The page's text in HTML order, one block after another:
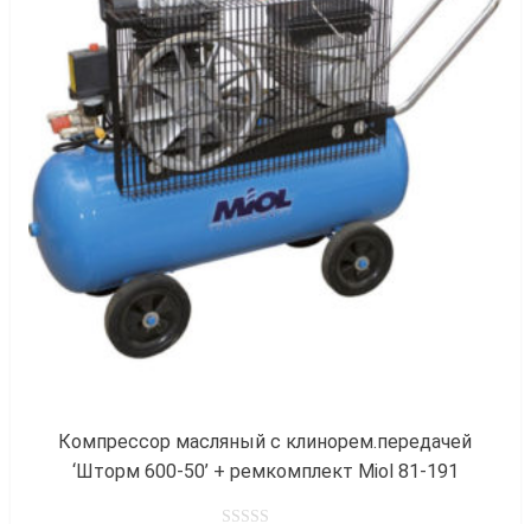
Компрессор масляный с клинорем.передачей
‘Шторм 600-50’ + ремкомплект Miol 81-191